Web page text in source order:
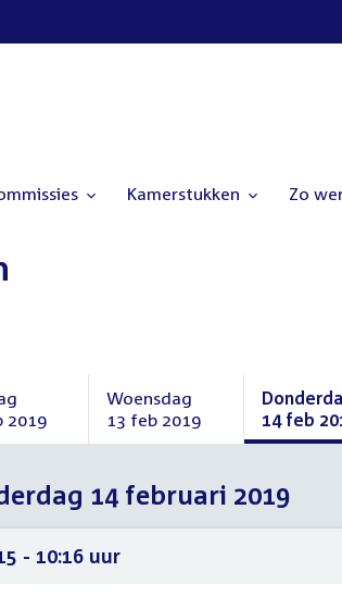
Kamerstukken Zo
2019
Woensdag
13 feb 2019
Woensdag
februari
2019
14 feb
februari
2019
14 februari 2019
- 10:16 uur